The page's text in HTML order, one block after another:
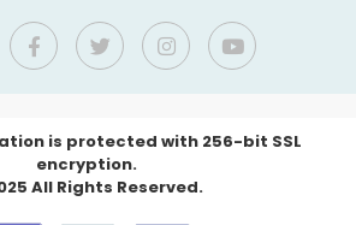
is protected with 256-bit SSL
encryption.
All Rights Reserved.